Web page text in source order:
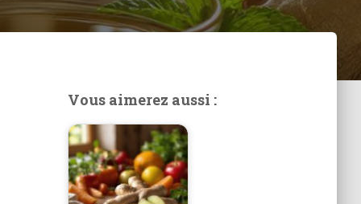
Vous aimerez aussi :